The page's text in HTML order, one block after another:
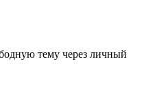
тему через личный